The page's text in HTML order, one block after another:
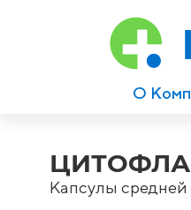
О
Капсулы